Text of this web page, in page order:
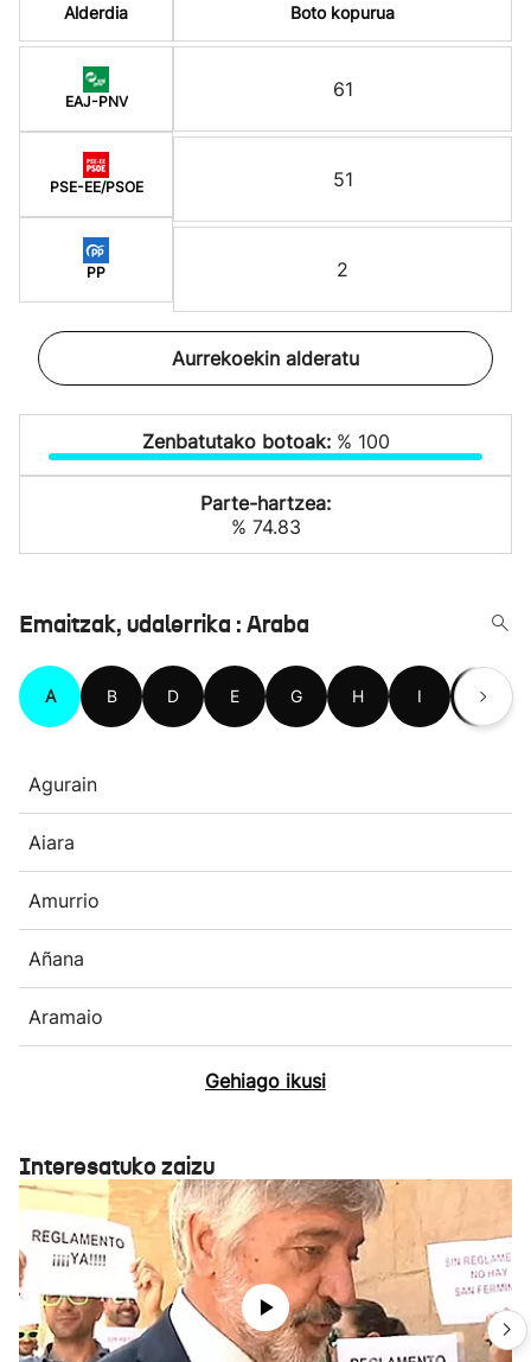
Alderdia
EAJ-PNV
PSE-EE/PSOE
PP
Boto kopurua
61
51
2
Aurrekoekin alderatu
Zenbatutako botoak: % 100
Parte-hartzea:
% 74.83
Emaitzak, udalerrika : Araba
A B D E G H I K
Agurain
Aiara
Amurrio
Añana
Aramaio
Gehiago ikusi
Interesatuko zaizu